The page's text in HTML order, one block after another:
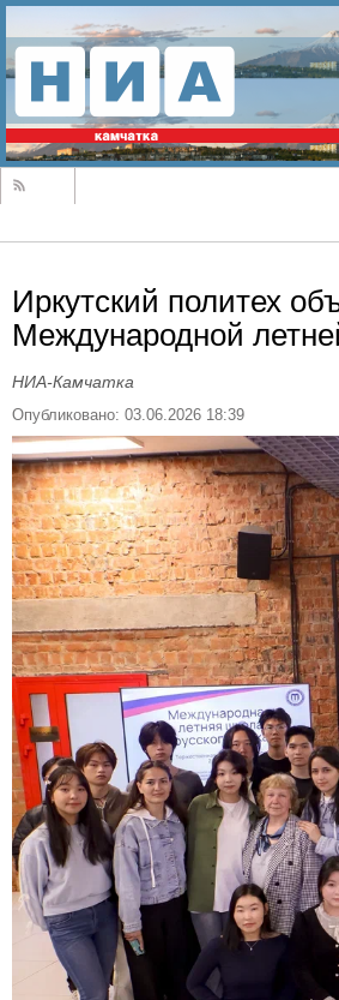
Иркутский политех
Международной
НИА-Камчатка
Опубликовано: 03.06.2026 18:39